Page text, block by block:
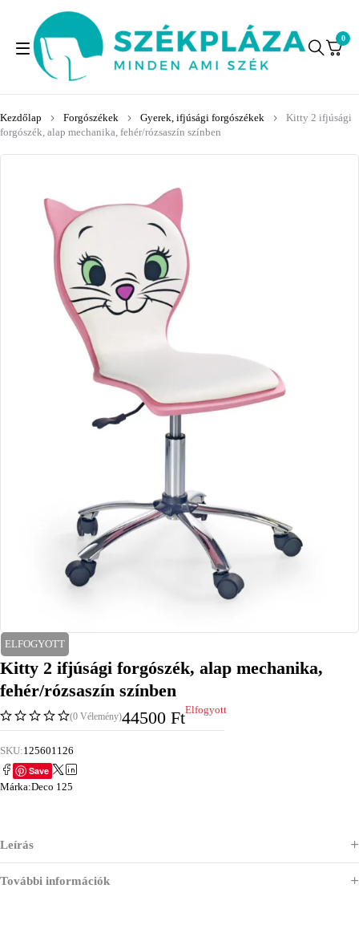
0
Kezdőlap Forgószékek Gyerek, ifjúsági forgószékek
Kitty 2 ifjúsági
forgószék, alap mechanika, fehér/rózsaszín színben
ELFOGYOTT
Kitty 2 ifjúsági forgószék, alap mechanika,
fehér/rózsaszín színben
(0 Vélemény)44500 FtElfogyott
SKU:125601126
Save
Márka:Deco 125
Leírás
További információk